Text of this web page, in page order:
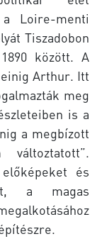
Loire-menti
Tiszadobon
között. A
Arthur. Itt
meg
is a
a megbízott
és
a magas